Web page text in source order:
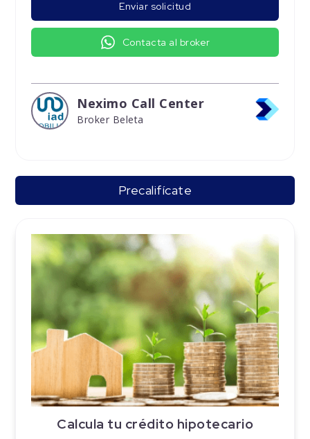
Enviar solicitud
Contacta al broker
Neximo Call Center
Broker Beleta
Precalifícate
Calcula tu crédito hipotecario